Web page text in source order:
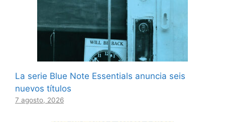
La serie Blue Note Essentials anuncia seis
nuevos títulos
7 agosto, 2026